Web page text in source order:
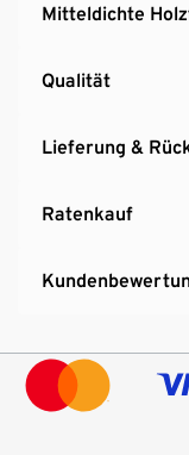
Mitteldichte
Qualität
Lieferung &
Ratenkauf